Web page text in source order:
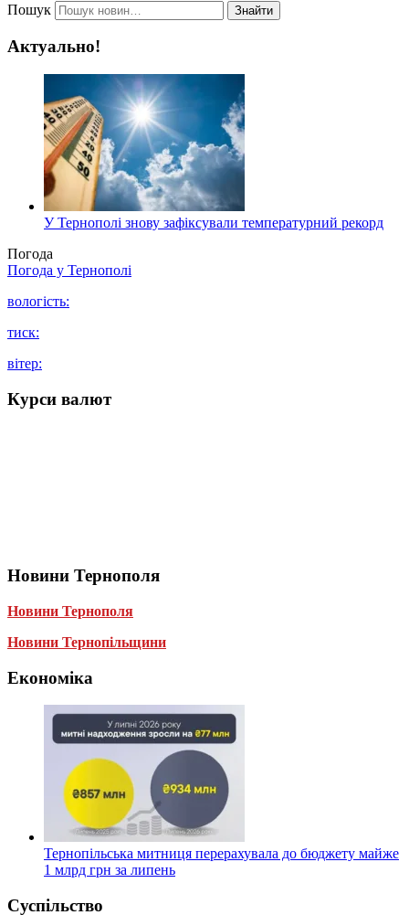
Пошук Знайти
Актуально!
У Тернополі знову зафіксували температурний рекорд
Погода
Погода у Тернополі
вологість:
тиск:
вітер:
Курси валют
Новини Тернополя
Новини Тернополя
Новини Тернопільщини
Економіка
Тернопільська митниця перерахувала до бюджету майже
1 млрд грн за липень
Суспільство